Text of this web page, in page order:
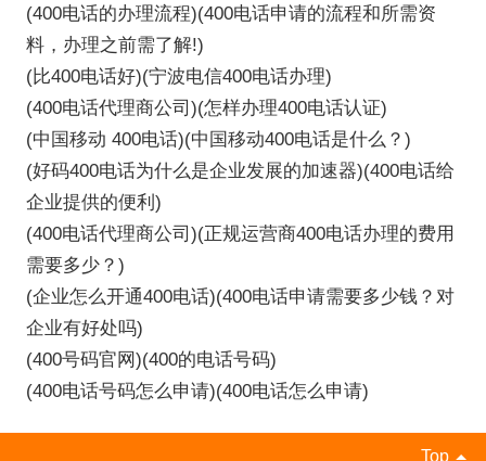
(400电话的办理流程)(400电话申请的流程和所需资
料，办理之前需了解!)
(比400电话好)(宁波电信400电话办理)
(400电话代理商公司)(怎样办理400电话认证)
(中国移动 400电话)(中国移动400电话是什么？)
(好码400电话为什么是企业发展的加速器)(400电话给
企业提供的便利)
(400电话代理商公司)(正规运营商400电话办理的费用
需要多少？)
(企业怎么开通400电话)(400电话申请需要多少钱？对
企业有好处吗)
(400号码官网)(400的电话号码)
(400电话号码怎么申请)(400电话怎么申请)
Top